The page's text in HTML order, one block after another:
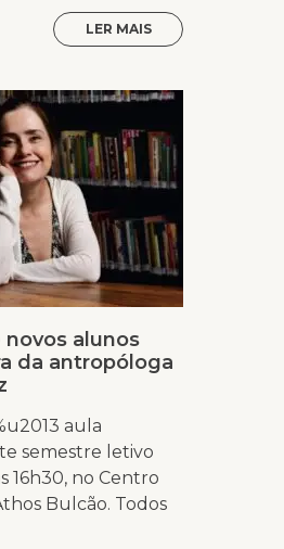
LER MAIS
novos alunos
da antropóloga
aula
semestre letivo
16h30, no Centro
Bulcão. Todos